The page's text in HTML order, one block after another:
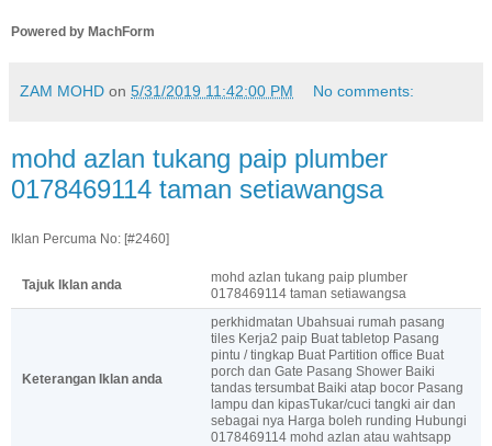
Powered by MachForm
ZAM MOHD on 5/31/2019 11:42:00 PM No comments:
mohd azlan tukang paip plumber
0178469114 taman setiawangsa
Iklan Percuma No: [#2460]
Tajuk Iklan anda
mohd azlan tukang paip plumber
0178469114 taman setiawangsa
Keterangan Iklan anda
perkhidmatan Ubahsuai rumah pasang
tiles Kerja2 paip Buat tabletop Pasang
pintu / tingkap Buat Partition office Buat
porch dan Gate Pasang Shower Baiki
tandas tersumbat Baiki atap bocor Pasang
lampu dan kipasTukar/cuci tangki air dan
sebagai nya Harga boleh runding Hubungi
0178469114 mohd azlan atau wahtsapp